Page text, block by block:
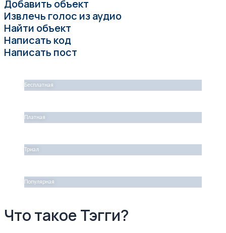
Добавить объект
Извлечь голос из аудио
Найти объект
Написать код
Написать пост
Бесплатная
Платная
Триал
Популярная
Что такое Тэгги?